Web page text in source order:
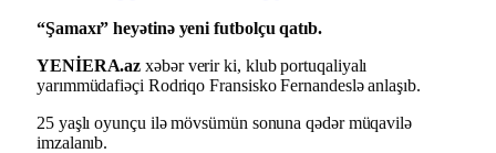
“Şamaxı” heyətinə yeni futbolçu qatıb.
YENİERA.az xəbər verir ki, klub portuqaliyalı
yarımmüdafiəçi Rodriqo Fransisko Fernandeslə anlaşıb.
25 yaşlı oyunçu ilə mövsümün sonuna qədər müqavilə
imzalanıb.